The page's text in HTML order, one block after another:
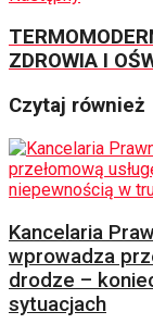
ZDROWIA I
Czytaj również
Kancelaria
wprowadza
drodze –
sytuacjach